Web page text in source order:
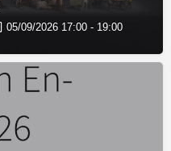
05/09/2026 17:00 - 19:00